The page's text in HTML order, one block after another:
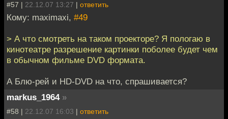
#57 | 22.12.07 13:27 | ответить
Кому: maximaxi, #49
> А что смотреть на таком проекторе? Я пологаю в
кинотеатре разрешение картинки поболее будет чем
в обычном фильме DVD формата.
А Блю-рей и HD-DVD на что, спрашивается?
markus_1964 »
#58 | 22.12.07 16:03 | ответить